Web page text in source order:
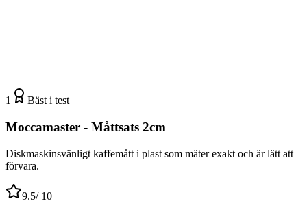
1 Bäst i test
Moccamaster - Måttsats 2cm
Diskmaskinsvänligt kaffemått i plast som mäter exakt och är lätt att
förvara.
9.5/ 10